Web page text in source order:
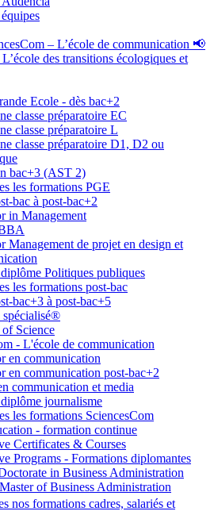
– L’école de communication 📢
des transitions écologiques et
Ecole - dès bac+2
classe préparatoire EC
classe préparatoire L
classe préparatoire D1, D2 ou
bac+3 (AST 2)
les formations PGE
bac à post-bac+2
in Management
Management de projet en design et
Politiques publiques
les formations post-bac
bac+3 à post-bac+5
spécialisé®
Science
- L'école de communication
en communication
en communication post-bac+2
communication et media
journalisme
les formations SciencesCom
- formation continue
Certificates & Courses
Programs - Formations diplomantes
in Business Administration
of Business Administration
nos formations cadres, salariés et